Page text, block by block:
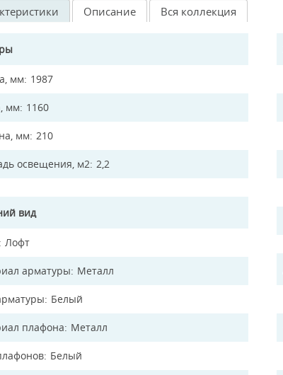
Описание Вся коллекция
мм 1987
мм 1160
мм 210
освещения, м2 2,2
вид
Лофт
арматуры Металл
Белый
плафона Металл
Белый